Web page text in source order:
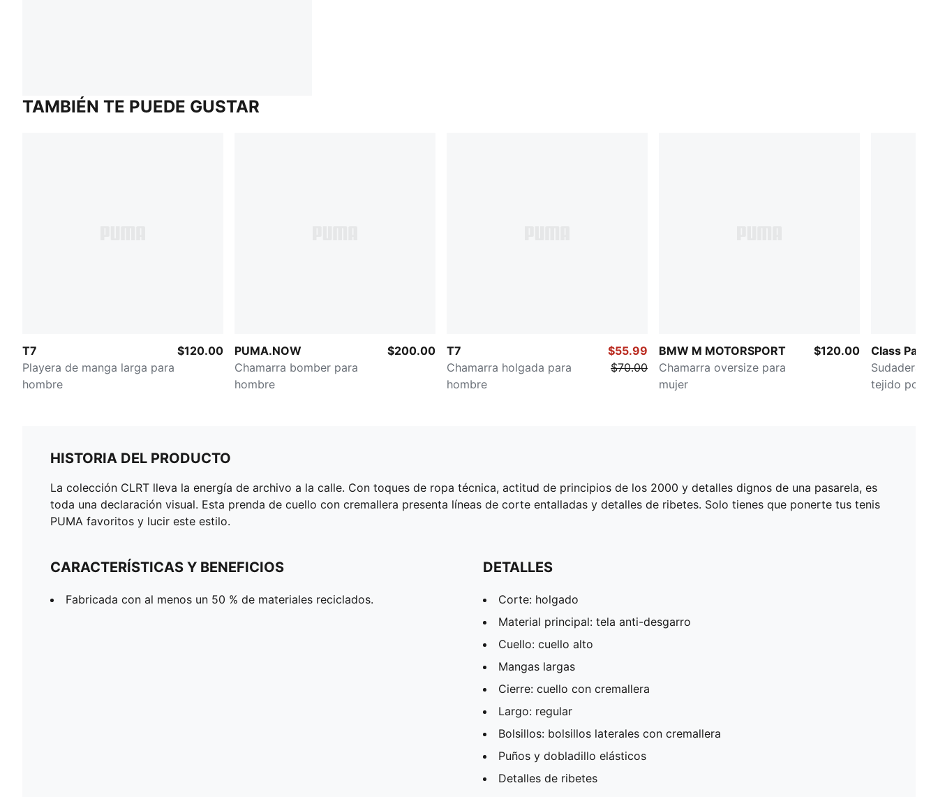
TAMBIÉN TE PUEDE GUSTAR
T7
Playera de manga larga para
hombre
$120.00
PUMA.NOW
Chamarra bomber para
hombre
$200.00
T7
Chamarra holgada para
hombre
$55.99
$70.00
BMW M MOTORSPORT
Chamarra oversize para
mujer
$120.00
Class Pack
Sudadera
tejido polar
HISTORIA DEL PRODUCTO
La colección CLRT lleva la energía de archivo a la calle. Con toques de ropa técnica, actitud de principios de los 2000 y detalles dignos de una pasarela, es
toda una declaración visual. Esta prenda de cuello con cremallera presenta líneas de corte entalladas y detalles de ribetes. Solo tienes que ponerte tus tenis
PUMA favoritos y lucir este estilo.
CARACTERÍSTICAS Y BENEFICIOS
Fabricada con al menos un 50 % de materiales reciclados.
DETALLES
Corte: holgado
Material principal: tela anti-desgarro
Cuello: cuello alto
Mangas largas
Cierre: cuello con cremallera
Largo: regular
Bolsillos: bolsillos laterales con cremallera
Puños y dobladillo elásticos
Detalles de ribetes